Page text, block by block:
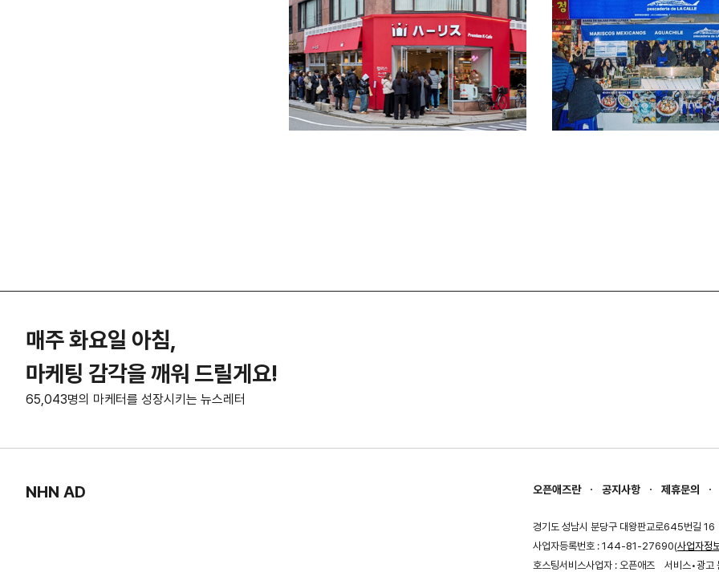
매주 화요일 아침,
마케팅 감각을 깨워 드릴게요!
65,043명의 마케터를 성장시키는 뉴스레터
NHN AD 오픈애즈란 공지사항 제휴문의
경기도 성남시 분당구 대왕판교로645번길 16
사업자등록번호 : 144-81-27690(사업자정
호스팅서비스사업자 : 오픈애즈
서비스•광고